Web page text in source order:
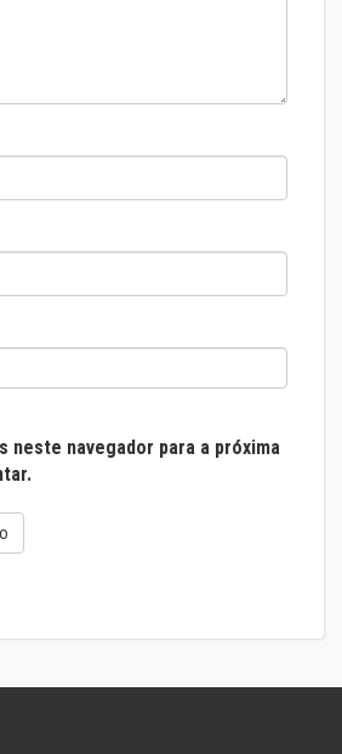
neste navegador para a próxima